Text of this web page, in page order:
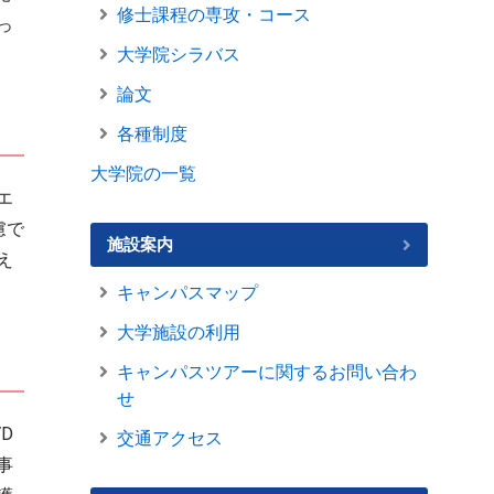
で
修士課程の専攻・コース
大学院シラバス
論文
各種制度
大学院の一覧
施設案内
キャンパスマップ
大学施設の利用
キャンパスツアーに関するお問い合わ
せ
交通アクセス